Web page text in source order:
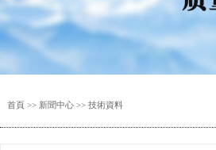
首頁>> 新聞中心>> 技術資料